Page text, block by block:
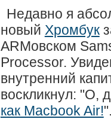
Недавно я
новый Хромбук
ARMовском
Processor.
внутренний
воскликнул: "О,
как Macbook Air!